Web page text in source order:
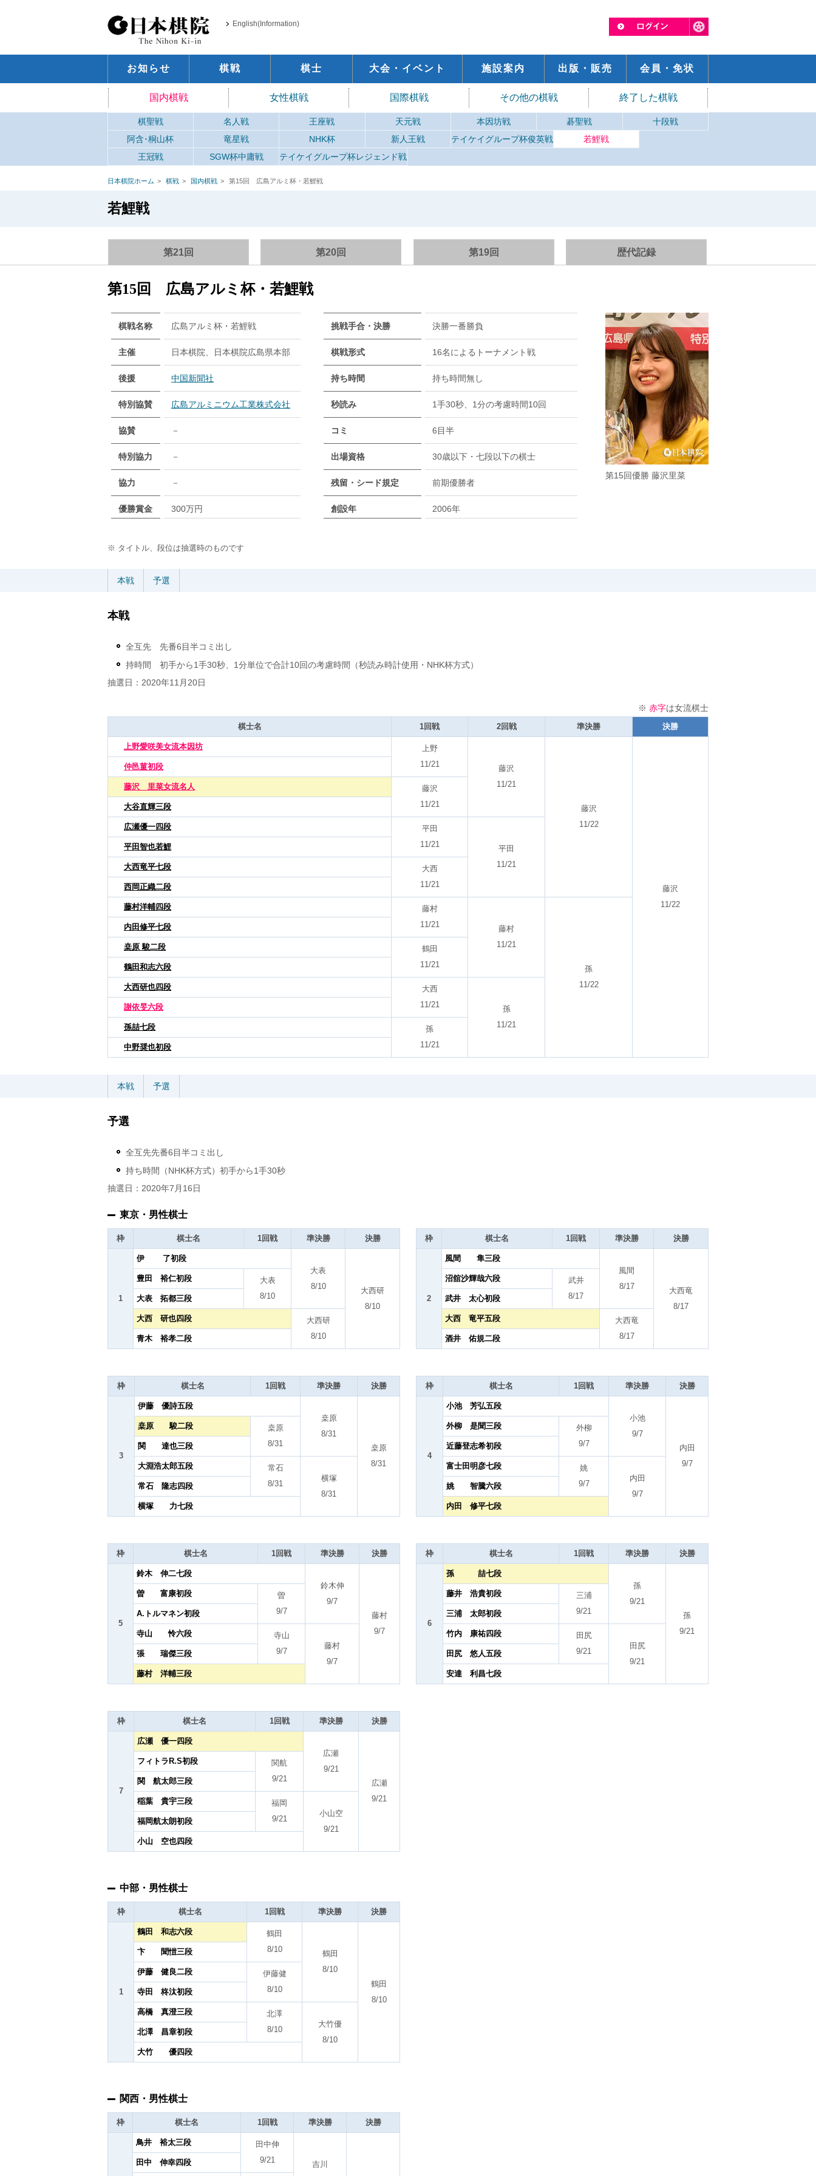
English(Information)
お知らせ 棋戦 棋士 大会・イベント 施設案内 出版・販売 会員・免状
国内棋戦 女性棋戦 国際棋戦 その他の棋戦 終了した棋戦
棋聖戦 名人戦 王座戦 天元戦 本因坊戦 碁聖戦
十段戦
阿含･桐山杯
竜星戦 NHK杯 新人王戦 テイケイグループ杯俊英戦
若鯉戦
王冠戦
SGW杯中庸戦 テイケイグループ杯レジェンド戦
日本棋院ホーム 棋戦 国内棋戦 第15回 広島アルミ杯・若鯉戦
若鯉戦
第21回 第20回 第19回 歴代記録
第15回 広島アルミ杯・若鯉戦
棋戦名称 広島アルミ杯・若鯉戦
主催 日本棋院、日本棋院広島県本部
後援 中国新聞社
特別協賛 広島アルミニウム工業株式会社
協賛 －
特別協力 －
協力 －
優勝賞金 300万円
挑戦手合・決勝 決勝一番勝負
棋戦形式 16名によるトーナメント戦
持ち時間 持ち時間無し
秒読み 1手30秒、1分の考慮時間10回
コミ 6目半
出場資格 30歳以下・七段以下の棋士
残留・シード規定 前期優勝者
創設年 2006年
第15回優勝 藤沢里菜
※ タイトル、段位は抽選時のものです
本戦 予選
本戦
全互先 先番6目半コミ出し
持時間 初手から1手30秒、1分単位で合計10回の考慮時間（秒読み時計使用・NHK杯方式）
抽選日：2020年11月20日
※ 赤字は女流棋士
棋士名 1回戦 2回戦 準決勝 決勝
上野愛咲美女流本因坊
上野
11/21
藤沢
11/21
藤沢
11/22
藤沢
11/22
仲邑菫初段
藤沢 里菜女流名人
藤沢
11/21
大谷直輝三段
広瀬優一四段
平田
11/21
平田
11/21
平田智也若鯉
大西竜平七段
大西
11/21
西岡正織二段
藤村洋輔四段
藤村
11/21
藤村
11/21
孫
11/22
内田修平七段
桒原 駿二段
鶴田
11/21
鶴田和志六段
大西研也四段
大西
11/21
孫
11/21
謝依旻六段
孫喆七段
孫
11/21
中野奨也初段
本戦 予選
予選
全互先先番6目半コミ出し
持ち時間（NHK杯方式）初手から1手30秒
抽選日：2020年7月16日
東京・男性棋士
枠 棋士名 1回戦 準決勝 決勝
1
伊 了初段
大表
8/10
大西研
8/10
豊田 裕仁初段
大表
8/10
大表 拓都三段
大西 研也四段
大西研
8/10
青木 裕孝二段
枠 棋士名 1回戦 準決勝 決勝
2
風間 隼三段
風間
8/17
大西竜
8/17
沼舘沙輝哉六段
武井
8/17
武井 太心初段
大西 竜平五段
大西竜
8/17
酒井 佑規二段
枠 棋士名 1回戦 準決勝 決勝
3
伊藤 優詩五段
桒原
8/31
桒原
8/31
桒原 駿二段
桒原
8/31
関 達也三段
大淵浩太郎五段
常石
8/31
横塚
8/31
常石 隆志四段
横塚 力七段
枠 棋士名 1回戦 準決勝 決勝
4
小池 芳弘五段
小池
9/7
内田
9/7
外柳 是聞三段
外柳
9/7
近藤登志希初段
富士田明彦七段
姚
9/7
内田
9/7
姚 智騰六段
内田 修平七段
枠 棋士名 1回戦 準決勝 決勝
5
鈴木 伸二七段
鈴木伸
9/7
藤村
9/7
曽 富康初段
曽
9/7
A.トルマネン初段
寺山 怜六段
寺山
9/7
藤村
9/7
張 瑞傑三段
藤村 洋輔三段
枠 棋士名 1回戦 準決勝 決勝
6
孫 喆七段
孫
9/21
孫
9/21
藤井 浩貴初段
三浦
9/21
三浦 太郎初段
竹内 康祐四段
田尻
9/21
田尻
9/21
田尻 悠人五段
安達 利昌七段
枠 棋士名 1回戦 準決勝 決勝
7
広瀬 優一四段
広瀬
9/21
広瀬
9/21
フィトラR.S初段
関航
9/21
関 航太郎三段
稲葉 貴宇三段
福岡
9/21
小山空
9/21
福岡航太朗初段
小山 空也四段
中部・男性棋士
枠 棋士名 1回戦 準決勝 決勝
1
鶴田 和志六段
鶴田
8/10
鶴田
8/10
鶴田
8/10
卞 聞愷三段
伊藤 健良二段
伊藤健
8/10
寺田 柊汰初段
高橋 真澄三段
北澤
8/10
大竹優
8/10
北澤 昌章初段
大竹 優四段
関西・男性棋士
枠 棋士名 1回戦 準決勝 決勝
鳥井 裕太三段
田中伸
9/21
吉川
田中 伸幸四段